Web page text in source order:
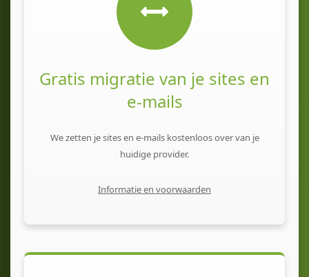
Gratis migratie van je sites en
e-mails
We zetten je sites en e-mails kostenloos over van je
huidige provider.
Informatie en voorwaarden